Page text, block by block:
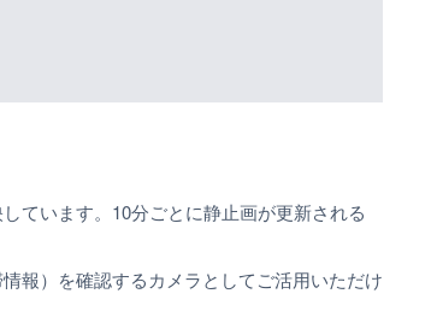
しています。10分ごとに静止画が更新される
報）を確認するカメラとしてご活用いただけ